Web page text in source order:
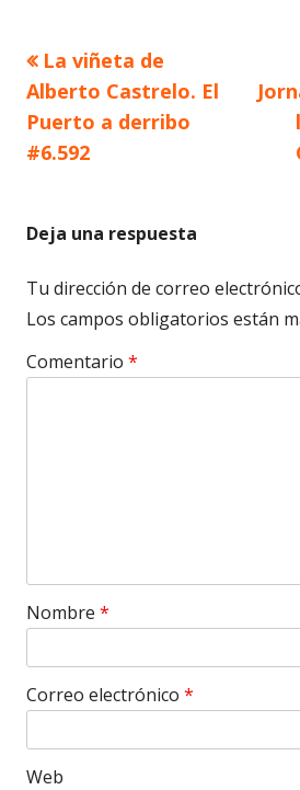
Navegación
de
entradas
Artículo
anterior
La viñeta de
Alberto Castrelo. El
Puerto a derribo
#6.592
Deja una respuesta
Tu dirección de correo
Los campos obligatorios están
Comentario *
Nombre *
Correo electrónico *
Web